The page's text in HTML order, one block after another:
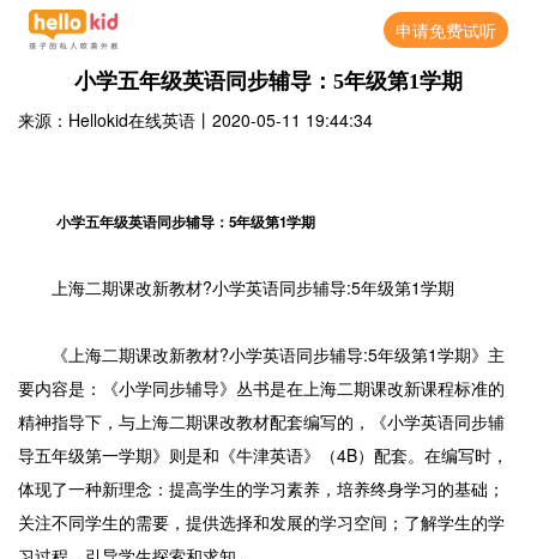
申请免费试听
小学五年级英语同步辅导：5年级第1学期
来源：Hellokid在线英语 丨 2020-05-11 19:44:34
小学五年级英语同步辅导：5年级第1学期
上海二期课改新教材?小学英语同步辅导:5年级第1学期
《上海二期课改新教材?小学英语同步辅导:5年级第1学期》主
要内容是：《小学同步辅导》丛书是在上海二期课改新课程标准的
精神指导下，与上海二期课改教材配套编写的，《小学英语同步辅
导五年级第一学期》则是和《牛津英语》（4B）配套。在编写时，
体现了一种新理念：提高学生的学习素养，培养终身学习的基础；
关注不同学生的需要，提供选择和发展的学习空间；了解学生的学